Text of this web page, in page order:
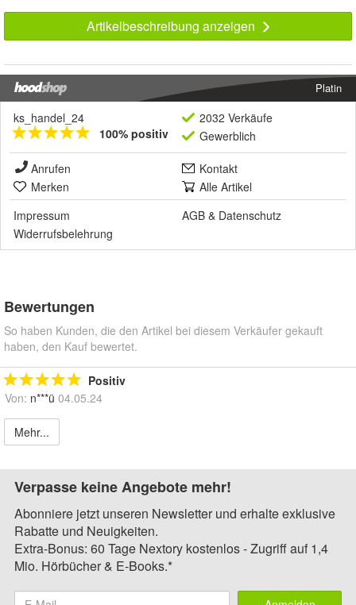
Artikelbeschreibung anzeigen
Platin
ks_handel_24
100% positiv
2032 Verkäufe
Gewerblich
Anrufen
Kontakt
Merken
Alle Artikel
Impressum
AGB & Datenschutz
Widerrufsbelehrung
Bewertungen
So haben Kunden, die den Artikel bei diesem Verkäufer gekauft
haben, den Kauf bewertet.
Positiv
Von: n***ü 04.05.24
Mehr...
Verpasse keine Angebote mehr!
Abonniere jetzt unseren Newsletter und erhalte exklusive
Rabatte und Neuigkeiten.
Extra-Bonus: 60 Tage Nextory kostenlos - Zugriff auf 1,4
Mio. Hörbücher & E-Books.*